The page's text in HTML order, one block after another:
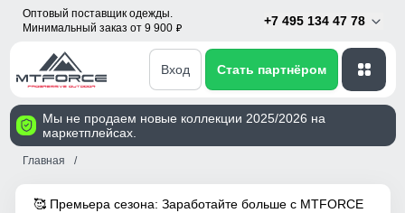
Оптовый поставщик одежды.
Минимальный заказ от 9 900 p
+7 495 134 47 78
Вход Стать партнёром
Мы не продаем новые коллекции 2025/2026 на
маркетплейсах.
Главная
🥰 Премьера сезона: Заработайте больше с MTFORCE